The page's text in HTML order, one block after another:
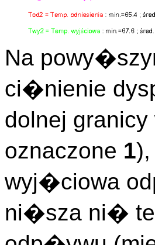
Na
ci�nienie
dolnej
oznaczone 1
wyj�ciowa
ni�sza ni�